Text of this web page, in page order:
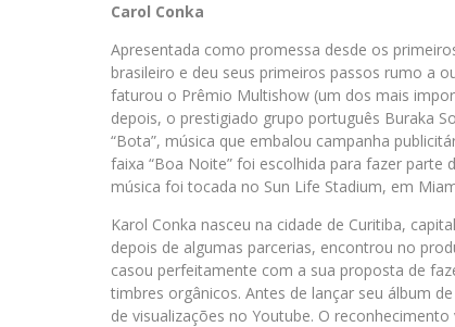
Carol Conka
Apresentada como promessa desde os
brasileiro e deu seus primeiros passos rumo a
faturou o Prêmio Multishow (um dos mais
depois, o prestigiado grupo português Buraka
“Bota”, música que embalou campanha
faixa “Boa Noite” foi escolhida para fazer
música foi tocada no Sun Life Stadium, em
Karol Conka nasceu na cidade de Curitiba,
depois de algumas parcerias, encontrou no
casou perfeitamente com a sua proposta de
timbres orgânicos. Antes de lançar seu álbum
de visualizações no Youtube. O